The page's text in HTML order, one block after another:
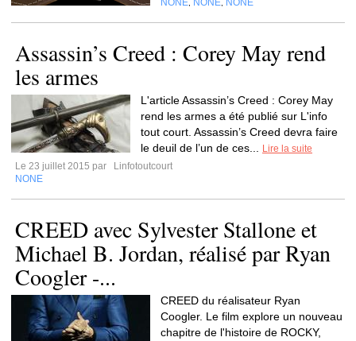
NONE NONE NONE
Assassin’s Creed : Corey May rend
les armes
L'article Assassin’s Creed : Corey May
rend les armes a été publié sur L'info
tout court. Assassin’s Creed devra faire
le deuil de l’un de ces...
Lire la suite
Le 23 juillet 2015 par
Linfotoutcourt
NONE
CREED avec Sylvester Stallone et
Michael B. Jordan, réalisé par Ryan
Coogler -...
CREED du réalisateur Ryan
Coogler. Le film explore un nouveau
chapitre de l'histoire de ROCKY,